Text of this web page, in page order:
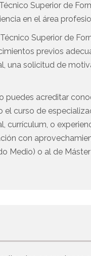
Superior de
en el área
Superior de
previos
una solicitud de
puedes acreditar
curso de
currículum, o
con
Medio) o al de